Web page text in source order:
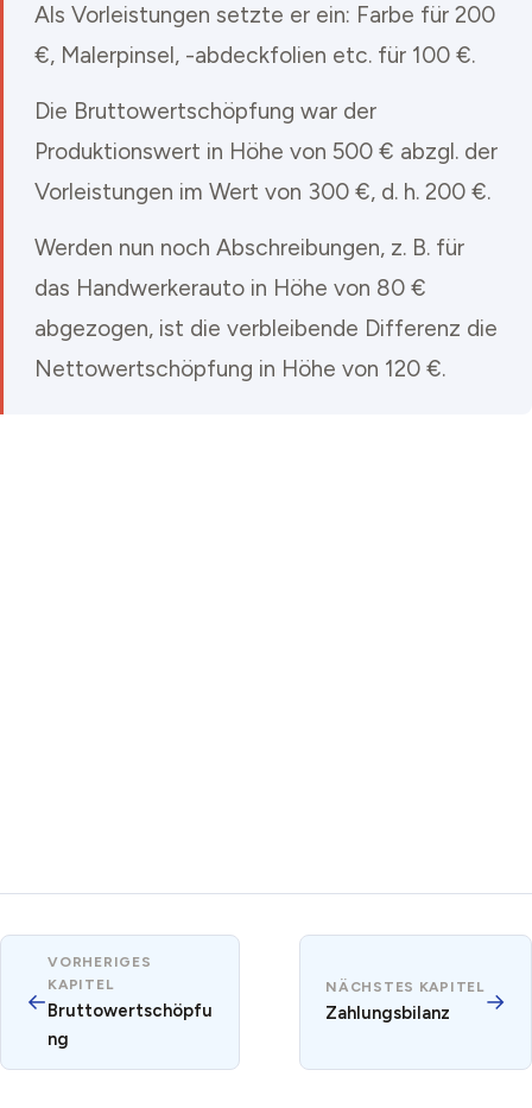
Als Vorleistungen setzte er ein: Farbe für 200
€, Malerpinsel, -abdeckfolien etc. für 100 €.
Die Bruttowertschöpfung war der
Produktionswert in Höhe von 500 € abzgl. der
Vorleistungen im Wert von 300 €, d. h. 200 €.
Werden nun noch Abschreibungen, z. B. für
das Handwerkerauto in Höhe von 80 €
abgezogen, ist die verbleibende Differenz die
Nettowertschöpfung in Höhe von 120 €.
←
VORHERIGES
KAPITEL
Bruttowertschöpfu
ng
NÄCHSTES KAPITEL
Zahlungsbilanz →